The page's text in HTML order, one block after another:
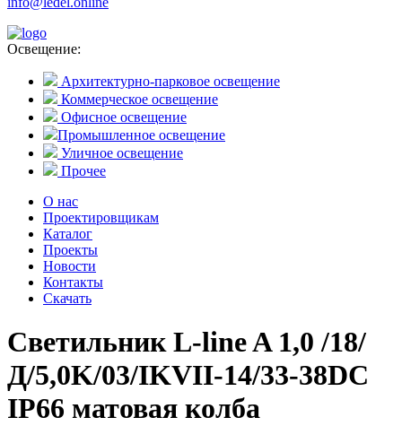
Освещение:
Архитектурно-парковое освещение
Коммерческое освещение
Офисное освещение
Промышленное освещение
Уличное освещение
Прочее
О нас
Проектировщикам
Каталог
Проекты
Новости
Контакты
Скачать
Светильник L-line A 1,0 /18/
Д/5,0K/03/IKVII-14/33-38DC
IP66 матовая колба